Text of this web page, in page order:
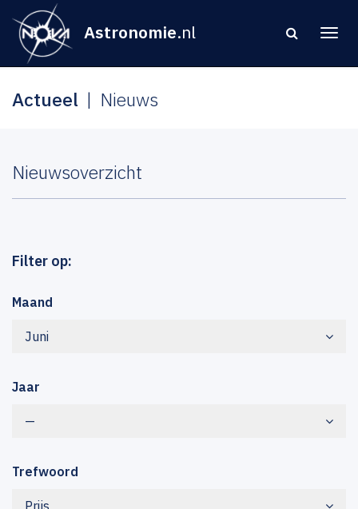
Astronomie.nl
Actueel Nieuws
Nieuwsoverzicht
Filter op:
Maand
Juni
Jaar
—
Trefwoord
Prijs